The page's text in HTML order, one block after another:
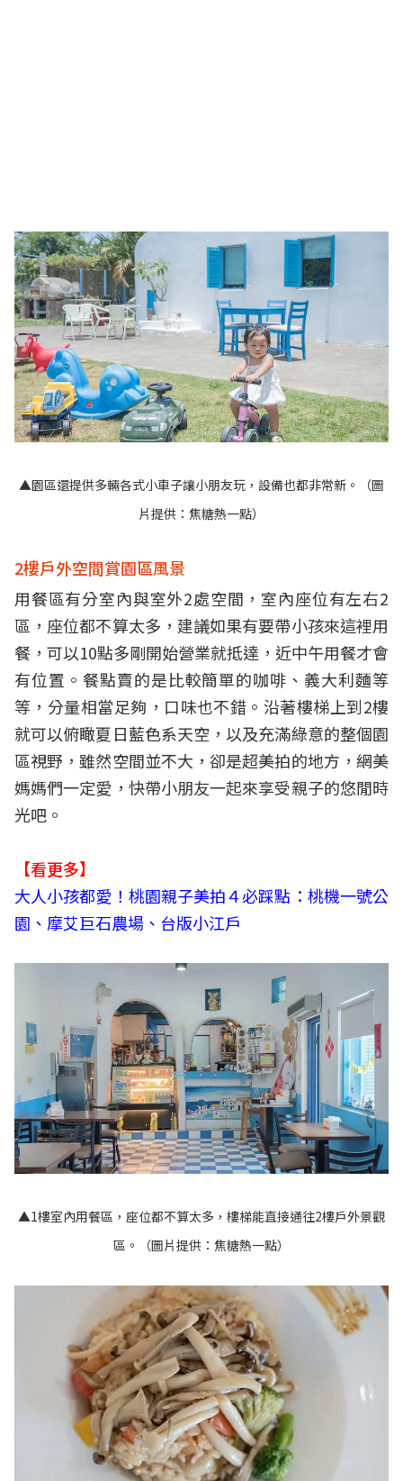
▲園區還提供多輛各式小車子讓小朋友玩，設備也都非常新。（圖
片提供：焦糖熱一點）
2樓戶外空間賞園區風景
用餐區有分室內與室外2處空間，室內座位有左右2
區，座位都不算太多，建議如果有要帶小孩來這裡用
餐，可以10點多剛開始營業就抵達，近中午用餐才會
有位置。餐點賣的是比較簡單的咖啡、義大利麵等
等，分量相當足夠，口味也不錯。沿著樓梯上到2樓
就可以俯瞰夏日藍色系天空，以及充滿綠意的整個園
區視野，雖然空間並不大，卻是超美拍的地方，網美
媽媽們一定愛，快帶小朋友一起來享受親子的悠閒時
光吧。
【看更多】
大人小孩都愛！桃園親子美拍４必踩點：桃機一號公
園、摩艾巨石農場、台版小江戶
▲1樓室內用餐區，座位都不算太多，樓梯能直接通往2樓戶外景觀
區。（圖片提供：焦糖熱一點）